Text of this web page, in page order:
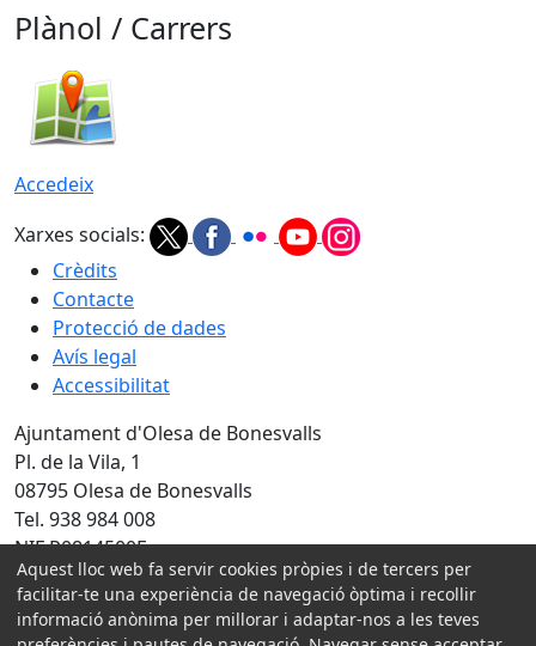
Plànol / Carrers
Accedeix
Xarxes socials:
Crèdits
Contacte
Protecció de dades
Avís legal
Accessibilitat
Ajuntament d'Olesa de Bonesvalls
Pl. de la Vila, 1
08795 Olesa de Bonesvalls
Tel. 938 984 008
NIF P0814500E
Amb la col·laboració de:
Aquest lloc web fa servir cookies pròpies i de tercers per
facilitar-te una experiència de navegació òptima i recollir
informació anònima per millorar i adaptar-nos a les teves